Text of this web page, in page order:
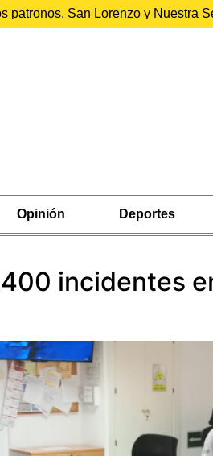
patronos, San Lorenzo y Nuestra
Opinión Deportes
incidentes